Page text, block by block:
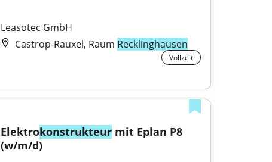
Leasotec GmbH
Castrop-Rauxel, Raum Recklinghausen
Vollzeit
Elektrokonstrukteur mit Eplan P8
(w/m/d)